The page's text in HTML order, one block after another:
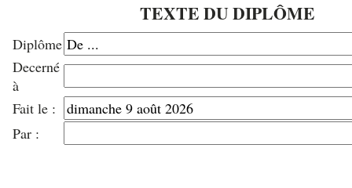
TEXTE DU DIPLÔME
Diplôme
Decerné
à
Fait le :
Par :